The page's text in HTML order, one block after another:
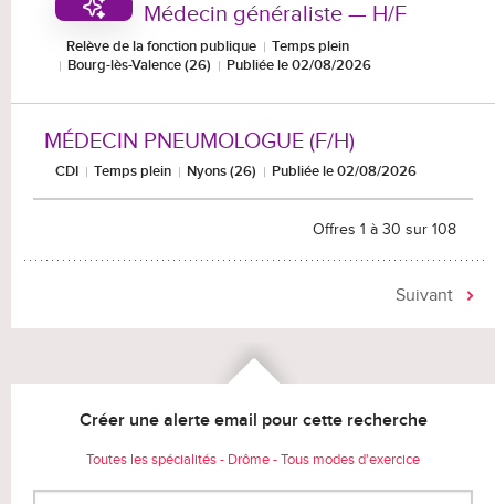
Médecin généraliste — H/F
Relève de la fonction publique
Temps plein
Bourg-lès-Valence (26)
Publiée le 02/08/2026
MÉDECIN PNEUMOLOGUE (F/H)
CDI Temps plein Nyons (26) Publiée le 02/08/2026
Offres 1 à 30 sur 108
Suivant
Créer une alerte email pour cette recherche
Toutes les spécialités - Drôme - Tous modes d'exercice